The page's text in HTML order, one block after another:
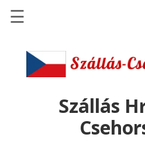
Szállások
Szállásinfo.eu
pénzvisszatérítéssel
☰
Szállás